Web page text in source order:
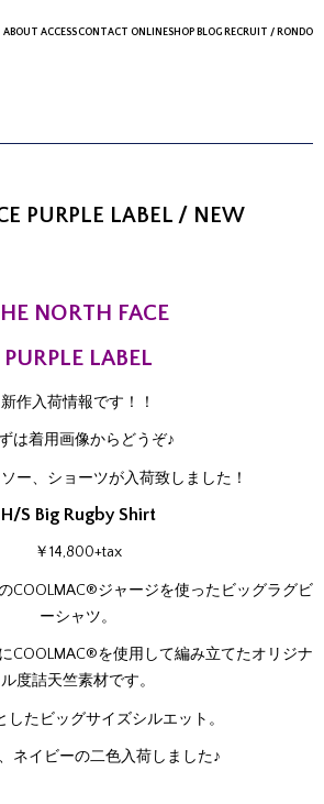
ABOUT ACCESSCONTACT ONLINESHOP BLOG RECRUIT / RONDO
PURPLE LABEL / NEW
NORTH FACE
PURPLE LABEL
新作入荷情報です！！
は着用画像からどうぞ♪
ー、ショーツが入荷致しました！
H/S Big Rugby Shirt
￥14,800+tax
COOLMAC®ジャージを使ったビッグラグビ
ーシャツ。
COOLMAC®を使用して編み立てたオリジナ
ル度詰天竺素材です。
したビッグサイズシルエット。
ネイビーの二色入荷しました♪